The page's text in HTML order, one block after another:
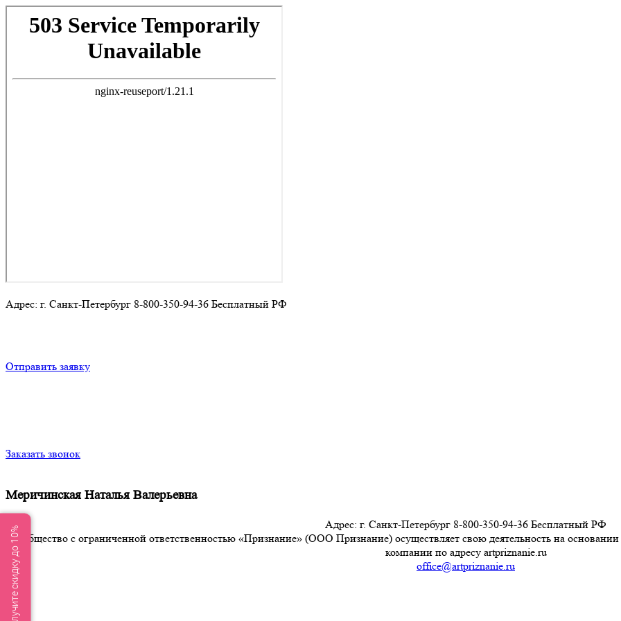
Адрес: г. Санкт-Петербург 8-800-350-94-36 Бесплатный РФ
Отправить заявку
Заказать звонок
Меричинская Наталья Валерьевна
Адрес: г. Санкт-Петербург 8-800-350-94-36 Бесплатный РФ
Общество с ограниченной ответственностью «Признание» (ООО Признание) осуществляет свою деятельность на
компании по адресу artpriznanie.ru
office@artpriznanie.ru
Получите скидку до 10%